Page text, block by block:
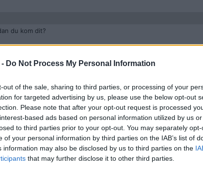
Do Not Process My Personal Information
out of the sale, sharing to third parties, or processing of your
for targeted advertising by us, please use the below opt-out
Please note that after your opt-out request is processed
based ads based on personal information utilized by us
to third parties prior to your opt-out. You may separately
of your personal information by third parties on the IAB’s list of
information may also be disclosed by us to third parties on the
that may further disclose it to other third parties.
du kom dit?